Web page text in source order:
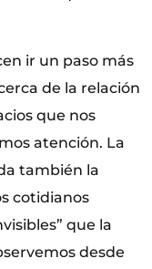
ir un paso más
de la relación
que nos
atención. La
también la
cotidianos
que la
desde